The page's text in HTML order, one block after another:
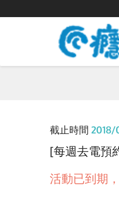
截止時間 2018/
[每週去電預
活動已到期，